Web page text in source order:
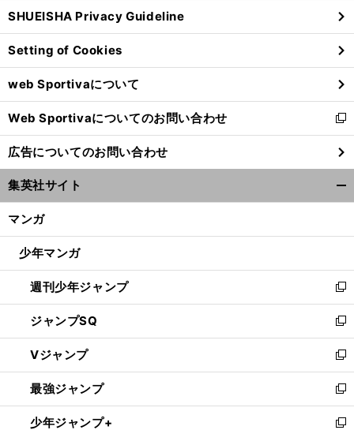
ィ
ン
ド
ウ
で
開
く
SHUEISHA Privacy Guideline
Setting of Cookies
web Sportivaについて
Web Sportivaについてのお問い合わせ
新
し
い
ウ
ィ
ン
ウ
開
く
広告についてのお問い合わせ
集英社サイト
マンガ
少年マンガ
週刊少年ジャンプ
新
し
い
ウ
ィ
ン
ド
ウ
で
ジャンプSQ
新
し
い
ウ
ィ
ン
ド
Vジャンプ
新
し
い
ウ
ィ
最強ジャンプ
新
し
い
少年ジャンプ+
新